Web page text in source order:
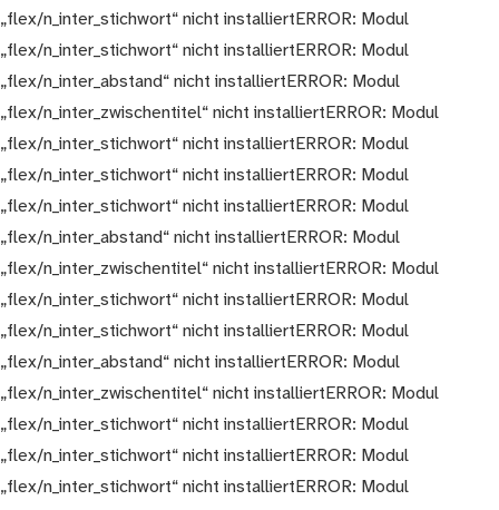
„flex/n_inter_stichwort“ nicht installiertERROR: Modul
„flex/n_inter_stichwort“ nicht installiertERROR: Modul
„flex/n_inter_abstand“ nicht installiertERROR: Modul
„flex/n_inter_zwischentitel“ nicht installiertERROR: Modul
„flex/n_inter_stichwort“ nicht installiertERROR: Modul
„flex/n_inter_stichwort“ nicht installiertERROR: Modul
„flex/n_inter_stichwort“ nicht installiertERROR: Modul
„flex/n_inter_abstand“ nicht installiertERROR: Modul
„flex/n_inter_zwischentitel“ nicht installiertERROR: Modul
„flex/n_inter_stichwort“ nicht installiertERROR: Modul
„flex/n_inter_stichwort“ nicht installiertERROR: Modul
„flex/n_inter_abstand“ nicht installiertERROR: Modul
„flex/n_inter_zwischentitel“ nicht installiertERROR: Modul
„flex/n_inter_stichwort“ nicht installiertERROR: Modul
„flex/n_inter_stichwort“ nicht installiertERROR: Modul
„flex/n_inter_stichwort“ nicht installiertERROR: Modul